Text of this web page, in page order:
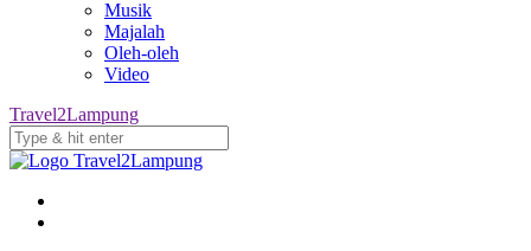
Musik
Majalah
Oleh-oleh
Video
Travel2Lampung